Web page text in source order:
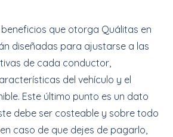
que otorga Quálitas en
diseñadas para ajustarse a las
de cada conductor,
del vehículo y el
Este último punto es un dato
debe ser costeable y sobre todo
caso de que dejes de pagarlo,